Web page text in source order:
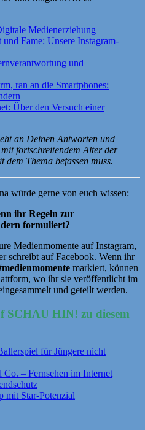
Medienerziehung
Fame: Unsere Instagram-
und
ran an die Smartphones:
Über den Versuch einer
an Deinen Antworten und
fortschreitendem Alter der
Thema befassen muss.
würde gerne von euch wissen:
ihr Regeln zur
formuliert?
Medienmomente auf Instagram,
schreibt auf Facebook. Wenn ihr
markiert, können
wo ihr sie veröffentlicht im
und geteilt werden.
SCHAU HIN! zu diesem
für Jüngere nicht
– Fernsehen im Internet
mit Star-Potenzial